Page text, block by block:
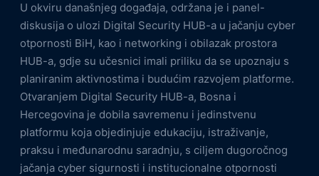
U okviru današnjeg događaja, održana je i panel-
diskusija o ulozi Digital Security HUB-a u jačanju cyber
otpornosti BiH, kao i networking i obilazak prostora
HUB-a, gdje su učesnici imali priliku da se upoznaju s
planiranim aktivnostima i budućim razvojem platforme.
Otvaranjem Digital Security HUB-a, Bosna i
Hercegovina je dobila savremenu i jedinstvenu
platformu koja objedinjuje edukaciju, istraživanje,
praksu i međunarodnu saradnju, s ciljem dugoročnog
jačanja cyber sigurnosti i institucionalne otpornosti